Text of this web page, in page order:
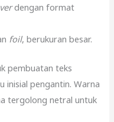
dengan format
foil, berukuran besar.
pembuatan teks
inisial pengantin. Warna
tergolong netral untuk